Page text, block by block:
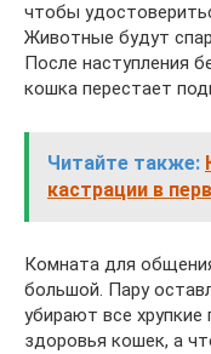
чтобы
Животные будут
После наступления
кошка перестает
Читайте также:
кастрации в
Комната для
большой. Пару
убирают все
здоровья кошек, а